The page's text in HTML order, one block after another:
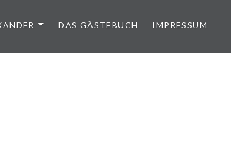
DAS GÄSTEBUCH IMPRESSUM